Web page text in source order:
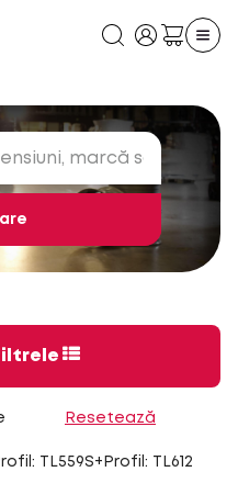
TL559S+ Profil: TL612
Resetează